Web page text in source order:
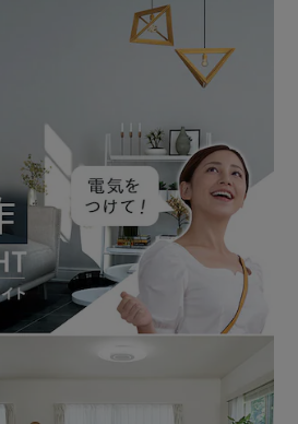
え簡単】
換えるだけ。
の場合、それぞれの配線器具に合
て下さい。
間】
ートな印象を与えることができ、
りたい方へおすすめします。
分け】
って変えられるあかり。
適な空間をつくります。
強時、くつろぎの時間、映画鑑賞
かな昼光色から、温かみのある電球